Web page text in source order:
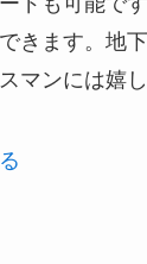
きます。地
マンには嬉し